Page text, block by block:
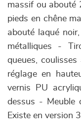
massif ou abouté
pieds en chêne
abouté laqué
métalliques -
queues,
réglage en
vernis PU
dessus - Meuble
Existe en version